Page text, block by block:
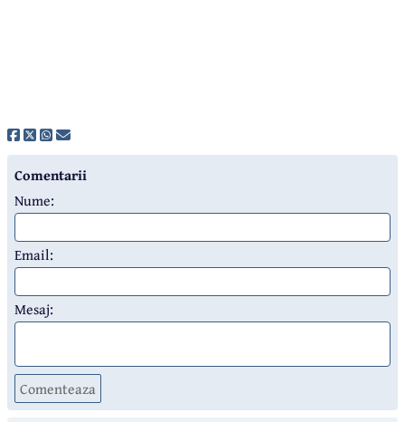
Comentarii
Nume:
Email:
Mesaj:
Comenteaza